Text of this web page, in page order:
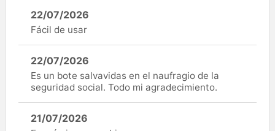
22/07/2026
Fácil de usar
22/07/2026
Es un bote salvavidas en el naufragio de la
seguridad social. Todo mi agradecimiento.
21/07/2026